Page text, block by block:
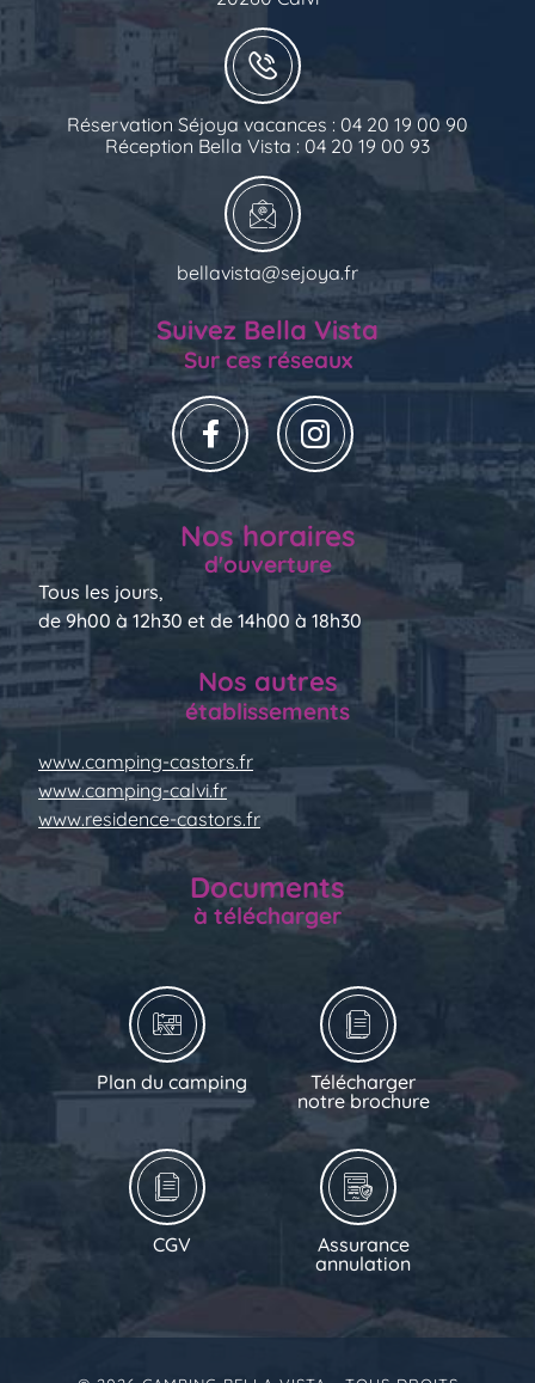
Réservation Séjoya vacances : 04 20 19 00 90
Réception Bella Vista : 04 20 19 00 93
bellavista@sejoya.fr
Suivez Bella Vista
Sur ces réseaux
Nos horaires
d'ouverture
Tous les jours,
de 9h00 à 12h30 et de 14h00 à 18h30
Nos autres
établissements
www.camping-castors.fr
www.camping-calvi.fr
www.residence-castors.fr
Documents
à télécharger
Plan du camping
Télécharger
notre brochure
CGV
Assurance
annulation